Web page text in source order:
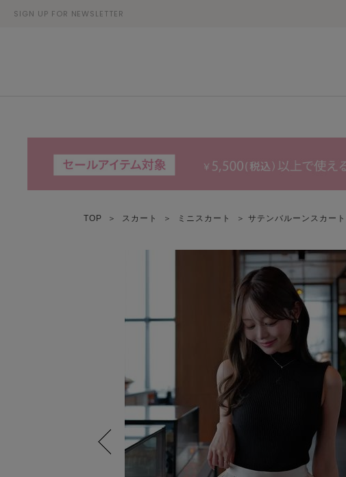
SIGN UP FOR NEWSLETTER
TOP ＞ スカート ＞ ミニスカート ＞ サテンバルーンスカート